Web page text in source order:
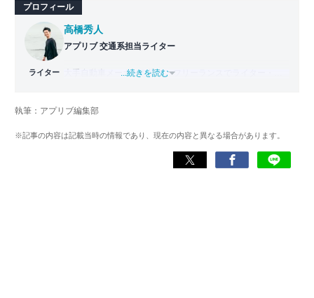
プロフィール
ライター
高橋秀人
アプリブ 交通系担当ライター
大手自動車メーカーを経て、フリーランスでライター・編
旅をスタート。走行距離42,000km・活動期間500日以上か
現在はアプリブでSEOライターとして活動しており、これ
までにレビューしたアプリは900件以上。日本一周中に20
...続きを読む
執筆：アプリブ編集部
※記事の内容は記載当時の情報であり、現在の内容と異なる場合があります。